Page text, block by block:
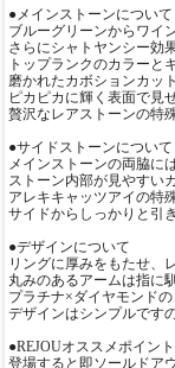
●メインストーンについて
ブルーグリーンからワイ
さらにシャトヤンシー効
トップランクのカラーと
磨かれたカボションカッ
ピカピカに輝く表面で見
贅沢なレアストーンの特
●サイドストーンについて
メインストーンの両脇に
ストーン内部が見やすい
アレキキャッツアイの特
サイドからしっかりと引
●デザインについて
リングに厚みをもたせ、
丸みのあるアームは指に
プラチナ×ダイヤモンド
デザインはシンプルです
●REJOUオススメポイント
登場すると即ソールドア